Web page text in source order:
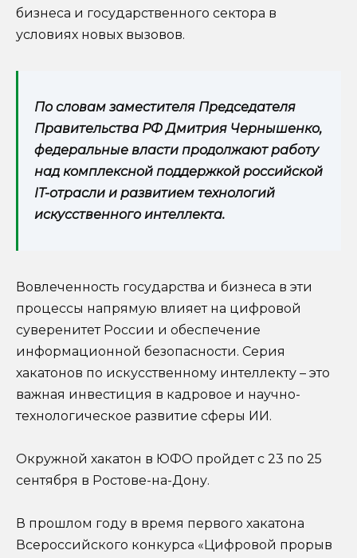
бизнеса и государственного сектора в
условиях новых вызовов.
По словам заместителя Председателя
Правительства РФ Дмитрия Чернышенко,
федеральные власти продолжают работу
над комплексной поддержкой российской
IT-отрасли и развитием технологий
искусственного интеллекта.
Вовлеченность государства и бизнеса в эти
процессы напрямую влияет на цифровой
суверенитет России и обеспечение
информационной безопасности. Серия
хакатонов по искусственному интеллекту – это
важная инвестиция в кадровое и научно-
технологическое развитие сферы ИИ.
Окружной хакатон в ЮФО пройдет с 23 по 25
сентября в Ростове-на-Дону.
В прошлом году в время первого хакатона
Всероссийского конкурса «Цифровой прорыв